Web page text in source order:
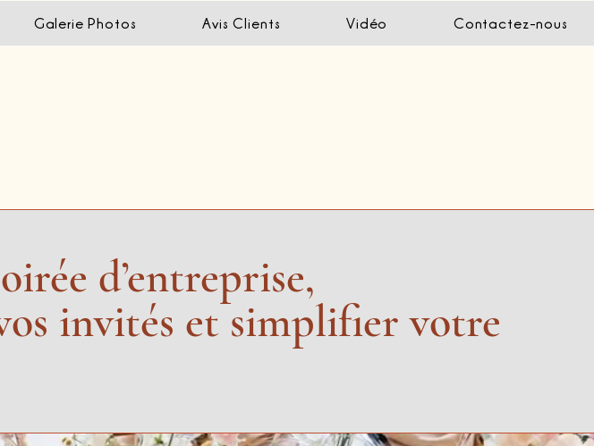
Galerie Photos Avis Clients Vidéo Contactez-nous
d’entreprise,
invités et simplifier votre